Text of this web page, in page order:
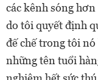
các kênh sóng
do tôi quyết định
đế chế trong tôi
những tên tuổi